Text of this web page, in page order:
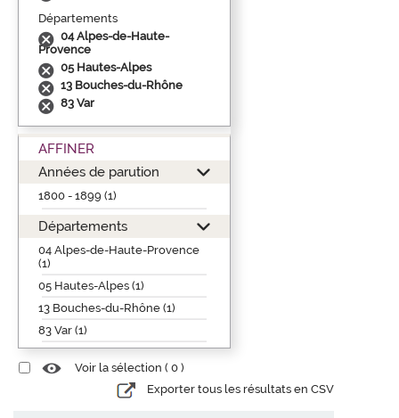
Départements
04 Alpes-de-Haute-
Provence
05 Hautes-Alpes
13 Bouches-du-Rhône
83 Var
AFFINER
Années de parution
1800 - 1899 (1)
Départements
04 Alpes-de-Haute-Provence
(1)
05 Hautes-Alpes (1)
13 Bouches-du-Rhône (1)
83 Var (1)
Voir la sélection ( 0 )
Exporter tous les résultats en CSV